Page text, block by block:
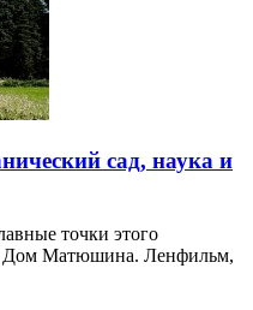
сад, наука и
точки этого
Дом Матюшина. Ленфильм,